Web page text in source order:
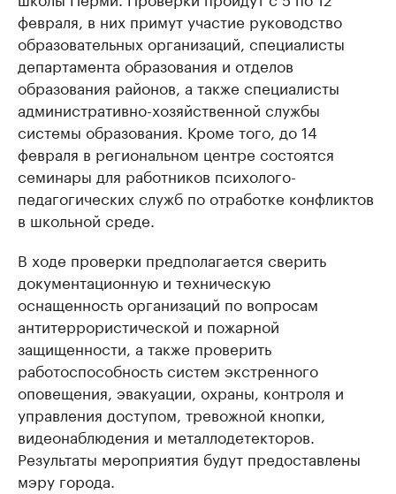
февраля, в них примут участие руководство
образовательных организаций, специалисты
департамента образования и отделов
образования районов, а также специалисты
административно-хозяйственной службы
системы образования. Кроме того, до 14
февраля в региональном центре состоятся
семинары для работников психолого-
педагогических служб по отработке конфликтов
в школьной среде.
В ходе проверки предполагается сверить
документационную и техническую
оснащенность организаций по вопросам
антитеррористической и пожарной
защищенности, а также проверить
работоспособность систем экстренного
оповещения, эвакуации, охраны, контроля и
управления доступом, тревожной кнопки,
видеонаблюдения и металлодетекторов.
Результаты мероприятия будут предоставлены
мэру города.